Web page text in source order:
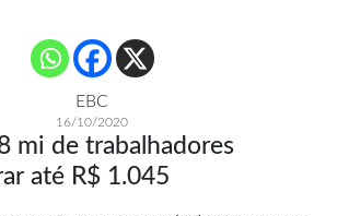
EBC
16/10/2020
mi de trabalhadores
até R$ 1.045